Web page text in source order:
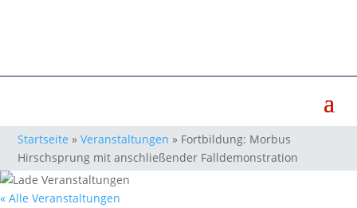
Startseite »Veranstaltungen » Fortbildung: Morbus
Hirschsprung mit anschließender Falldemonstration
« Alle Veranstaltungen